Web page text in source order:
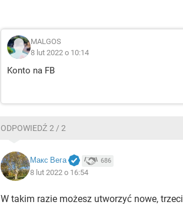
MALGOS
8 lut 2022 o 10:14
Konto na FB
ODPOWIEDŹ 2 / 2
Макс Вега 686
8 lut 2022 o 16:54
W takim razie możesz utworzyć nowe,